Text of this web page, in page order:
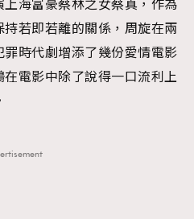
海富豪蔡林之女蔡真，作為
若即若離的關係，周旋在兩
時代劇增添了幾份愛情電影
電影中除了說得一口流利上